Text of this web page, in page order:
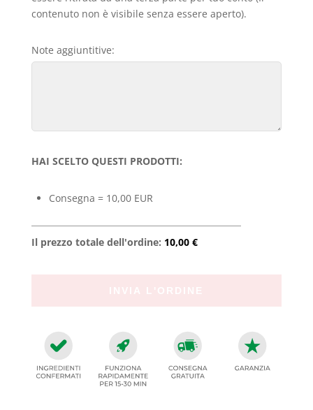
contenuto non è visibile senza essere aperto).
Note aggiuntitive:
HAI SCELTO QUESTI PRODOTTI:
Consegna = 10,00 EUR
Il prezzo totale dell'ordine: 10,00 €